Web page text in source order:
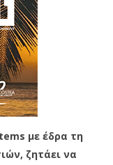
με έδρα τη
ζητάει να